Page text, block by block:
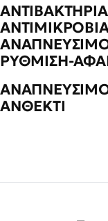
ΡΥΘΜΙΣΗ-
ΑΝΘΕΚΤΙ